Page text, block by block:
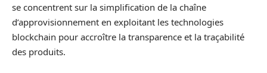
se concentrent sur la simplification de la chaîne
d’approvisionnement en exploitant les technologies
blockchain pour accroître la transparence et la traçabilité
des produits.